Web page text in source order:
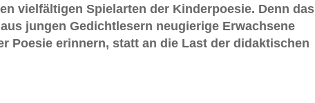
vielfältigen Spielarten der Kinderpoesie. Denn das
jungen Gedichtlesern neugierige Erwachsene
Poesie erinnern, statt an die Last der didaktischen